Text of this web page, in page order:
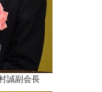
誠副会長